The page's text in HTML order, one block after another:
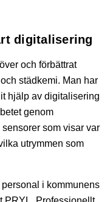
digitalisering
och förbättrat
städkemi. Man har
hjälp av digitalisering
genom
som visar var
utrymmen som
i kommunens